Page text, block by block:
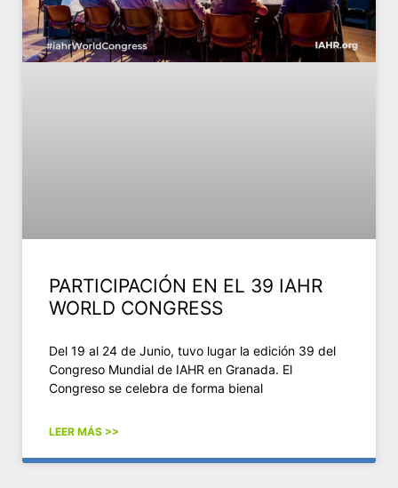
PARTICIPACIÓN EN EL 39 IAHR
WORLD CONGRESS
Del 19 al 24 de Junio, tuvo lugar la edición 39 del
Congreso Mundial de IAHR en Granada. El
Congreso se celebra de forma bienal
LEER MÁS >>